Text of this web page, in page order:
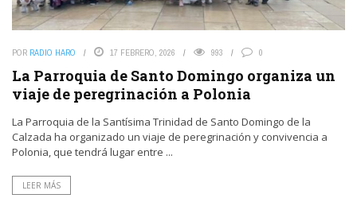
POR RADIO HARO 17 FEBRERO, 2026 993 0
La Parroquia de Santo Domingo organiza un
viaje de peregrinación a Polonia
La Parroquia de la Santísima Trinidad de Santo Domingo de la
Calzada ha organizado un viaje de peregrinación y convivencia a
Polonia, que tendrá lugar entre ...
LEER MÁS